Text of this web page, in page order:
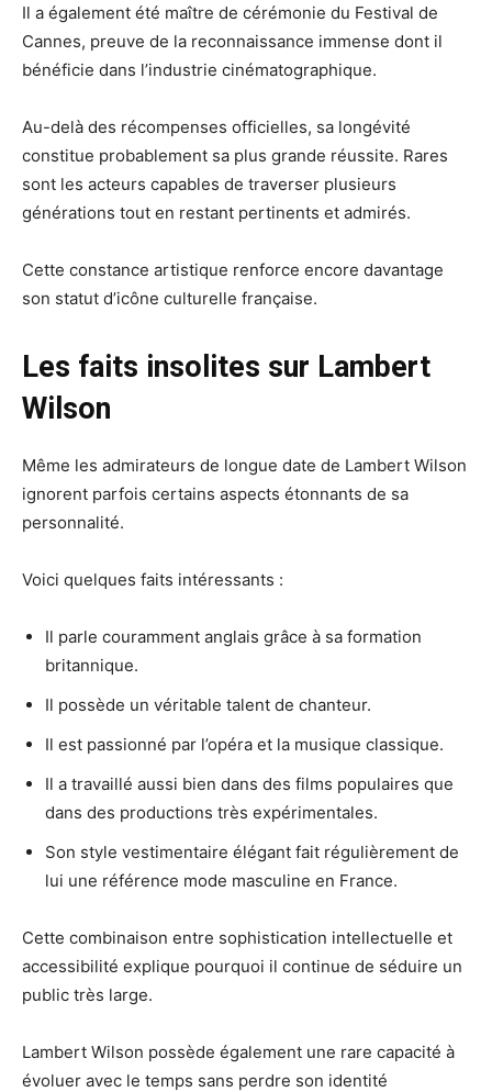
Il a également été maître de cérémonie du Festival de
Cannes, preuve de la reconnaissance immense dont il
bénéficie dans l’industrie cinématographique.
Au-delà des récompenses officielles, sa longévité
constitue probablement sa plus grande réussite. Rares
sont les acteurs capables de traverser plusieurs
générations tout en restant pertinents et admirés.
Cette constance artistique renforce encore davantage
son statut d’icône culturelle française.
Les faits insolites sur Lambert
Wilson
Même les admirateurs de longue date de Lambert Wilson
ignorent parfois certains aspects étonnants de sa
personnalité.
Voici quelques faits intéressants :
Il parle couramment anglais grâce à sa formation
britannique.
Il possède un véritable talent de chanteur.
Il est passionné par l’opéra et la musique classique.
Il a travaillé aussi bien dans des films populaires que
dans des productions très expérimentales.
Son style vestimentaire élégant fait régulièrement de
lui une référence mode masculine en France.
Cette combinaison entre sophistication intellectuelle et
accessibilité explique pourquoi il continue de séduire un
public très large.
Lambert Wilson possède également une rare capacité à
évoluer avec le temps sans perdre son identité